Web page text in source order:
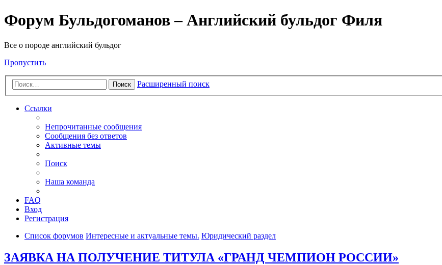
Форум Бульдогоманов – Английский бульдог Филя
Все о породе английский бульдог
Пропустить
Поиск Расширенный поиск
Ссылки
Непрочитанные сообщения
Сообщения без ответов
Активные темы
Поиск
Наша команда
FAQ
Вход
Регистрация
Список форумов Интересные и актуальные темы. Юридический раздел
ЗАЯВКА НА ПОЛУЧЕНИЕ ТИТУЛА «ГРАНД ЧЕМПИОН РОССИИ»